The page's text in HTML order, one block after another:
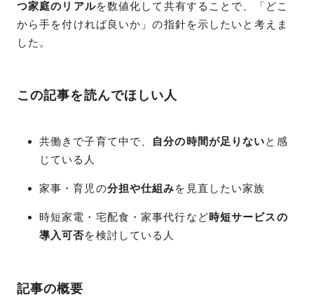
つ家庭のリアルを数値化して共有することで、「どこ
から手を付ければ良いか」の指針を示したいと考えま
した。
この記事を読んでほしい人
共働きで子育て中で、 自分の時間が足りないと感
じている人
家事・育児の分担や仕組みを見直したい家族
時短家電・宅配食・家事代行など時短サービスの
導入可否を検討している人
記事の概要